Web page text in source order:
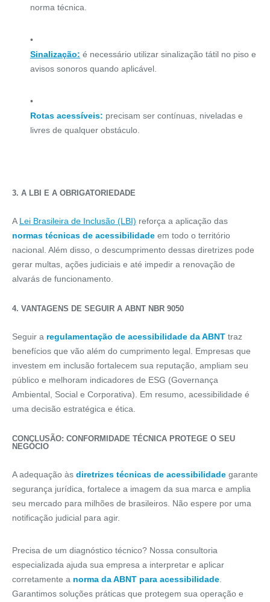
norma técnica.
Sinalização: é necessário utilizar sinalização tátil no piso e
avisos sonoros quando aplicável.
Rotas acessíveis: precisam ser contínuas, niveladas e
livres de qualquer obstáculo.
3. A LBI E A OBRIGATORIEDADE
A Lei Brasileira de Inclusão (LBI) reforça a aplicação das
normas técnicas de acessibilidade em todo o território
nacional. Além disso, o descumprimento dessas diretrizes pode
gerar multas, ações judiciais e até impedir a renovação de
alvarás de funcionamento.
4. VANTAGENS DE SEGUIR A ABNT NBR 9050
Seguir a regulamentação de acessibilidade da ABNT traz
benefícios que vão além do cumprimento legal. Empresas que
investem em inclusão fortalecem sua reputação, ampliam seu
público e melhoram indicadores de ESG (Governança
Ambiental, Social e Corporativa). Em resumo, acessibilidade é
uma decisão estratégica e ética.
CONCLUSÃO: CONFORMIDADE TÉCNICA PROTEGE O SEU
NEGÓCIO
A adequação às diretrizes técnicas de acessibilidade garante
segurança jurídica, fortalece a imagem da sua marca e amplia
seu mercado para milhões de brasileiros. Não espere por uma
notificação judicial para agir.
Precisa de um diagnóstico técnico? Nossa consultoria
especializada ajuda sua empresa a interpretar e aplicar
corretamente a norma da ABNT para acessibilidade
Garantimos soluções práticas que protegem sua operação e